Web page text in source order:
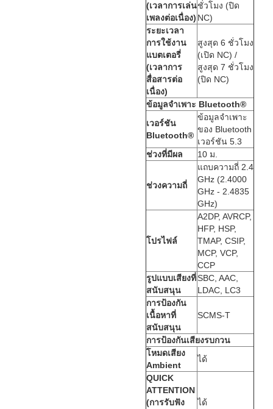
(เวลาการเล่น
เพลงต่อเนื่อง)
ชั่วโมง (ปิด
NC)
ระยะเวลา
การใช้งาน
แบตเตอรี่
(เวลาการ
สื่อสารต่อ
เนื่อง)
สูงสุด 6 ชั่วโมง
(เปิด NC) /
สูงสุด 7 ชั่วโมง
(ปิด NC)
ข้อมูลจำเพาะ Bluetooth®
เวอร์ชัน
Bluetooth®
ข้อมูลจำเพาะ
ของ Bluetooth
เวอร์ชัน 5.3
ช่วงที่มีผล
10 ม.
ช่วงความถี่
แถบความถี่ 2.4
GHz (2.4000
GHz - 2.4835
GHz)
โปรไฟล์
A2DP, AVRCP,
HFP, HSP,
TMAP, CSIP,
MCP, VCP,
CCP
รูปแบบเสียงที่
สนับสนุน
SBC, AAC,
LDAC, LC3
การป้องกัน
เนื้อหาที่
สนับสนุน
SCMS-T
การป้องกันเสียงรบกวน
โหมดเสียง
Ambient
ได้
QUICK
ATTENTION
(การรับฟัง
ได้